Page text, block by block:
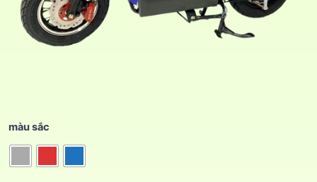
màu sắc